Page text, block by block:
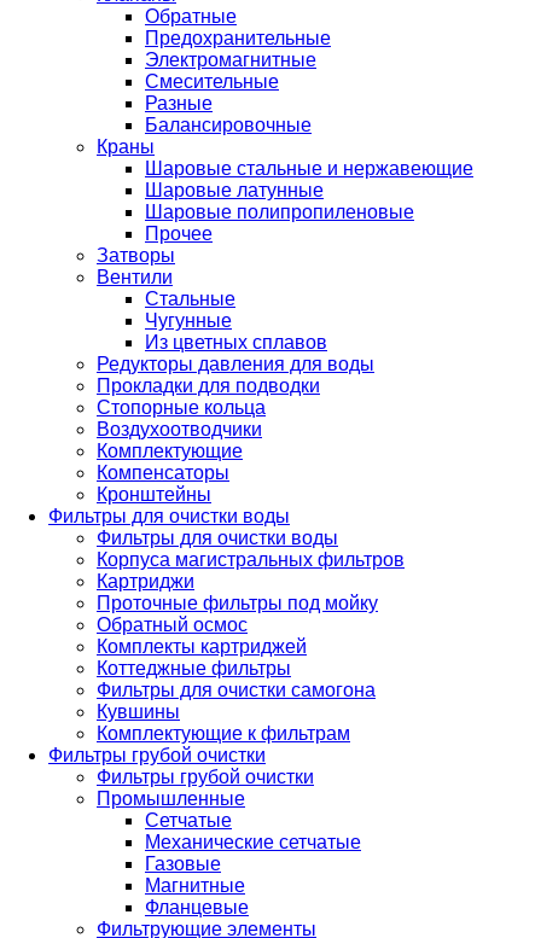
Обратные
Предохранительные
Электромагнитные
Смесительные
Разные
Балансировочные
Краны
Шаровые стальные и нержавеющие
Шаровые латунные
Шаровые полипропиленовые
Прочее
Затворы
Вентили
Стальные
Чугунные
Из цветных сплавов
Редукторы давления для воды
Прокладки для подводки
Стопорные кольца
Воздухоотводчики
Комплектующие
Компенсаторы
Кронштейны
Фильтры для очистки воды
Фильтры для очистки воды
Корпуса магистральных фильтров
Картриджи
Проточные фильтры под мойку
Обратный осмос
Комплекты картриджей
Коттеджные фильтры
Фильтры для очистки самогона
Кувшины
Комплектующие к фильтрам
Фильтры грубой очистки
Фильтры грубой очистки
Промышленные
Сетчатые
Механические сетчатые
Газовые
Магнитные
Фланцевые
Фильтрующие элементы